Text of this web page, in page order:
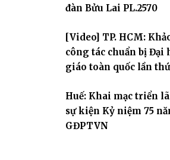
Tăng tài và tiếp nối mạng mạch Tăng-g
đàn Bửu Lai PL.2570
[Video] TP. HCM:
công tác chuẩn bị Đại
giáo toàn quốc lần
Huế: Khai mạc triển
sự kiện Kỷ niệm 75
GĐPTVN